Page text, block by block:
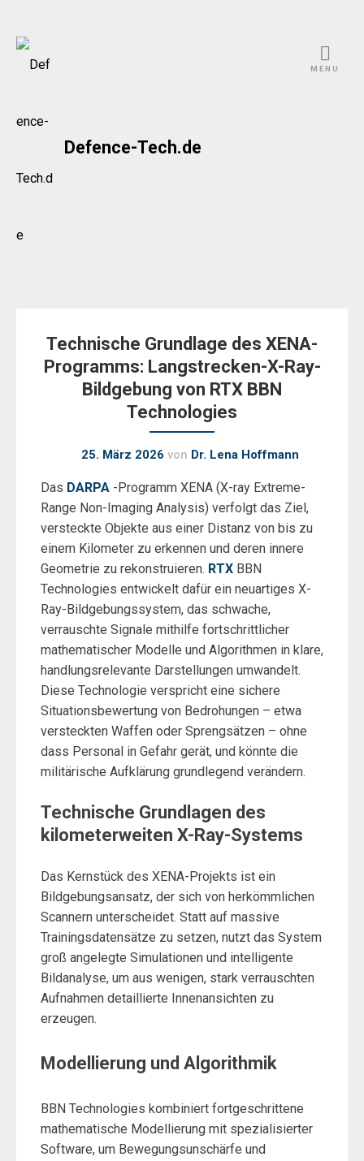
Skip
Defence-Tech.de
MENU
Technische Grundlage des XENA-
Programms: Langstrecken-X-Ray-
Bildgebung von RTX BBN
Technologies
25. März 2026 von Dr. Lena Hoffmann
Das DARPA -Programm XENA (X-ray Extreme-
Range Non-Imaging Analysis) verfolgt das Ziel,
versteckte Objekte aus einer Distanz von bis zu
einem Kilometer zu erkennen und deren innere
Geometrie zu rekonstruieren. RTX BBN
Technologies entwickelt dafür ein neuartiges X-
Ray-Bildgebungssystem, das schwache,
verrauschte Signale mithilfe fortschrittlicher
mathematischer Modelle und Algorithmen in klare,
handlungsrelevante Darstellungen umwandelt.
Diese Technologie verspricht eine sichere
Situationsbewertung von Bedrohungen – etwa
versteckten Waffen oder Sprengsätzen – ohne
dass Personal in Gefahr gerät, und könnte die
militärische Aufklärung grundlegend verändern.
Technische Grundlagen des
kilometerweiten X-Ray-Systems
Das Kernstück des XENA-Projekts ist ein
Bildgebungsansatz, der sich von herkömmlichen
Scannern unterscheidet. Statt auf massive
Trainingsdatensätze zu setzen, nutzt das System
groß angelegte Simulationen und intelligente
Bildanalyse, um aus wenigen, stark verrauschten
Aufnahmen detaillierte Innenansichten zu
erzeugen.
Modellierung und Algorithmik
BBN Technologies kombiniert fortgeschrittene
mathematische Modellierung mit spezialisierter
Software, um Bewegungsunschärfe und